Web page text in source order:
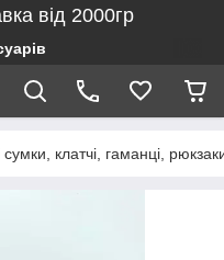
від 2000гр
сумки, клатчі, гаманці,